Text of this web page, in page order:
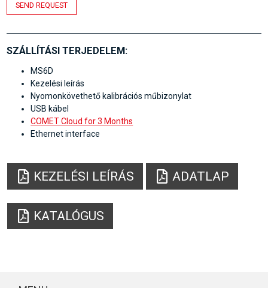
SEND REQUEST
SZÁLLÍTÁSI TERJEDELEM:
MS6D
Kezelési leírás
Nyomonkövethető kalibrációs műbizonylat
USB kábel
COMET Cloud for 3 Months
Ethernet interface
KEZELÉSI LEÍRÁS ADATLAP
KATALÓGUS